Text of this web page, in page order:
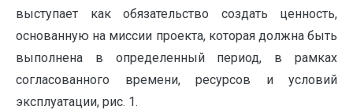
выступает как обязательство создать ценность,
основанную на миссии проекта, которая должна быть
выполнена в определенный период, в рамках
согласованного времени, ресурсов и условий
эксплуатации, рис. 1.